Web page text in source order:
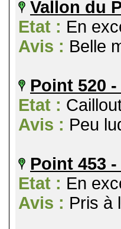
Vallon du
Etat : En
Avis : Belle
Point 520
Etat :
Avis : Peu
Point 453
Etat : En
Avis : Pris à